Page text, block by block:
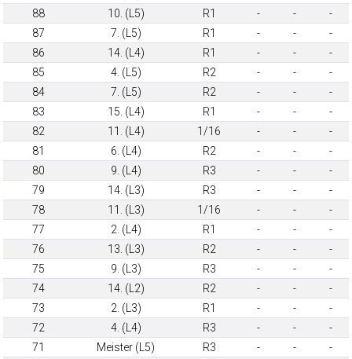
88 10. (L5) R1 - -
-
87
7. (L5) R1 - -
-
86
14. (L4) R1 - -
-
85
4. (L5) R2 - -
-
84
7. (L5) R2 - -
-
83
15. (L4) R1 - -
-
82
11. (L4) 1/16 - -
-
81
6. (L4) R2 - -
-
80
9. (L4) R3 - -
-
79
14. (L3) R3 - -
-
78
11. (L3) 1/16 - -
-
77
2. (L4) R1 - -
-
76
13. (L3) R2 - -
-
75
9. (L3) R3 - -
-
74
14. (L2) R2 - -
-
73
2. (L3) R1 - -
-
72
4. (L4) R3 - -
-
71
Meister (L5) R3 - -
-